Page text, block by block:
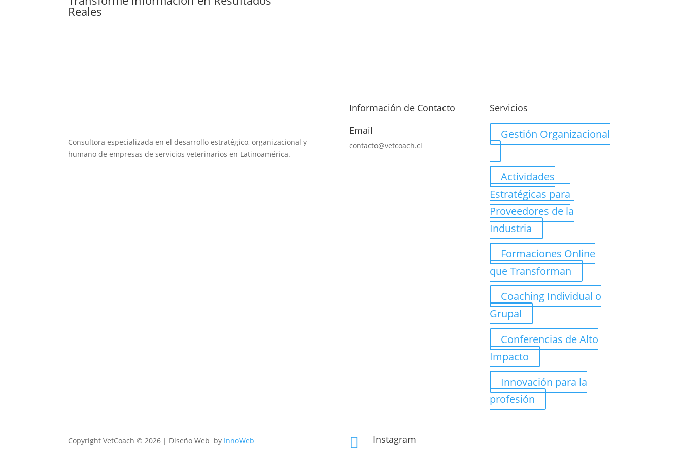
Reales
Consultora especializada en el desarrollo estratégico, organizacional y
humano de empresas de servicios veterinarios en Latinoamérica.
Información de Contacto
Email
contacto@vetcoach.cl
Servicios
Gestión Organizacional
Actividades
Estratégicas para
Proveedores de la
Industria
Formaciones Online
que Transforman
Coaching Individual o
Grupal
Conferencias de Alto
Impacto
Innovación para la
profesión
Copyright VetCoach © 2026 | Diseño Web by InnoWeb  Instagram